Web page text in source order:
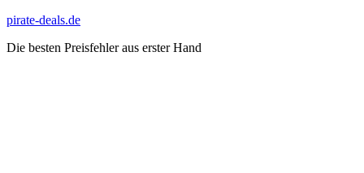
Zum
springen
pirate-deals.de
Die besten Preisfehler aus erster Hand